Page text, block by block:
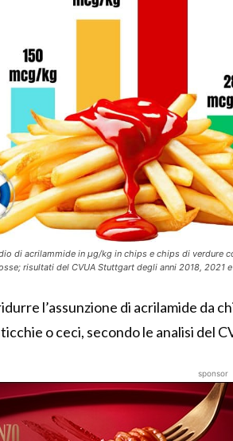
di acrilammide in µg/kg in chips e chips di verdure
risultati del CVUA Stuttgart degli anni 2018, 2021
l’assunzione di acrilamide da
o ceci, secondo le analisi del
sponsor